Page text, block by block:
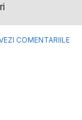
COMENTARIILE